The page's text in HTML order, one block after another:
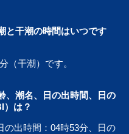
と干潮の時間はいつです
（干潮）です。
、潮名、日の出時間、日の
）は？
の出時間：04時53分、日の